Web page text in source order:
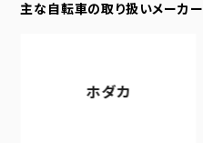
主な自転車の取り扱いメーカー
ホダカ